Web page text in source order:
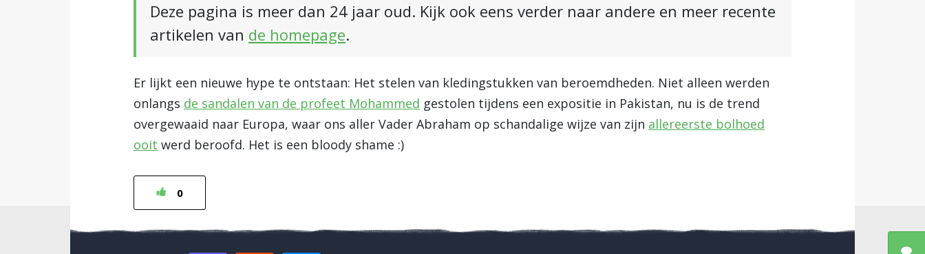
Deze pagina is meer dan 24 jaar oud. Kijk ook eens verder naar andere en meer recente
artikelen van de homepage.
Er lijkt een nieuwe hype te ontstaan: Het stelen van kledingstukken van beroemdheden. Niet alleen werden
onlangs de sandalen van de profeet Mohammed gestolen tijdens een expositie in Pakistan, nu is de trend
overgewaaid naar Europa, waar ons aller Vader Abraham op schandalige wijze van zijn allereerste bolhoed
ooit werd beroofd. Het is een bloody shame :)
0